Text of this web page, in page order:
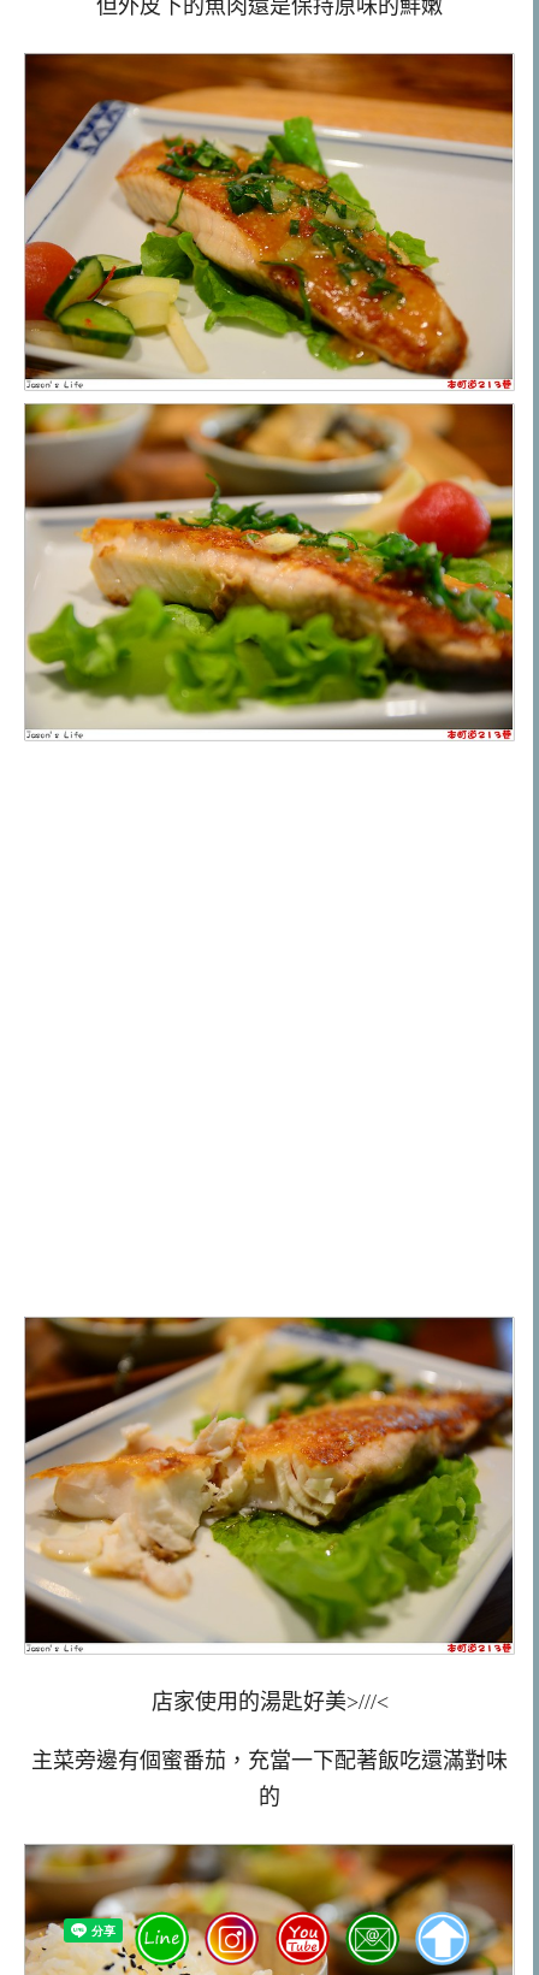
但外皮下的魚肉還是保持原味的鮮嫩
店家使用的湯匙好美>///<
主菜旁邊有個蜜番茄，充當一下配著飯吃還滿對味
的